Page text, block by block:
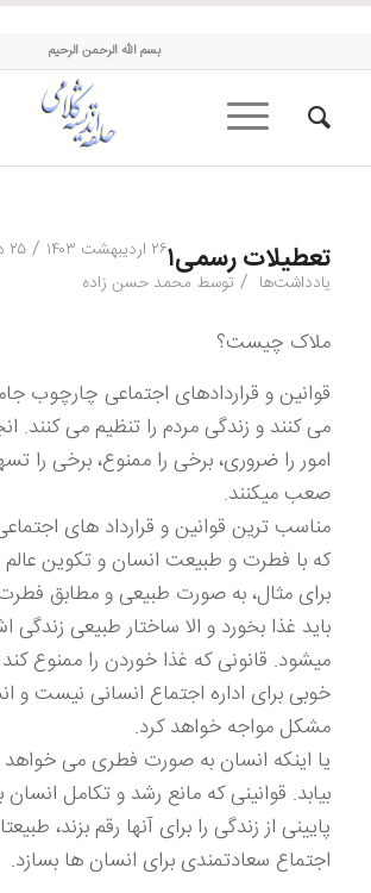
حلقه اندیشه کلامی
بسم الله الرحمن الرحیم
تعطیلات رسمی۱ ۲۶ اردیبهشت ۱۴۰۳ / ۲۵ دیدگاه
یادداشت‌ها / توسط محمد حسن زاده
ملاک چیست؟
قوانین و قراردادهای اجتماعی چارچوب
می کنند و زندگی مردم را تنظیم می کنند.
امور را ضروری، برخی را ممنوع، برخی را
صعب میکنند.
مناسب ترین قوانین و قرارداد های
که با فطرت و طبیعت انسان و تکوین عالم
برای مثال، به صورت طبیعی و مطابق فطرت
باید غذا بخورد و الا ساختار طبیعی
میشود. قانونی که غذا خوردن را ممنوع کند
خوبی برای اداره اجتماع انسانی نیست و
مشکل مواجه خواهد کرد.
یا اینکه انسان به صورت فطری می
بیابد. قوانینی که مانع رشد و تکامل انسان
پایینی از زندگی را برای آنها رقم بزند،
اجتماع سعادتمندی برای انسان ها بسازد.